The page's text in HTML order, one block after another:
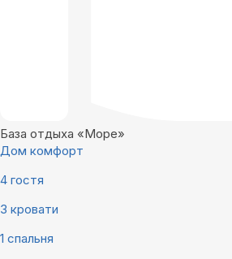
База отдыха «Море»
Дом комфорт
4 гостя
3 кровати
1 спальня